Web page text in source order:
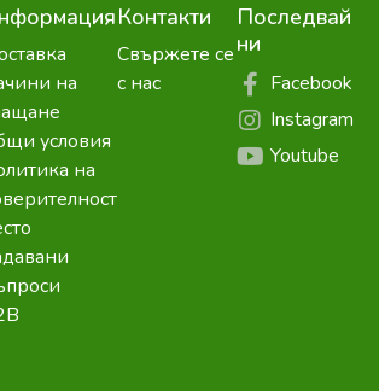
на
условия
на
Контакти
Свържете се
с нас
Последвай
ни
Facebook
Instagram
Youtube